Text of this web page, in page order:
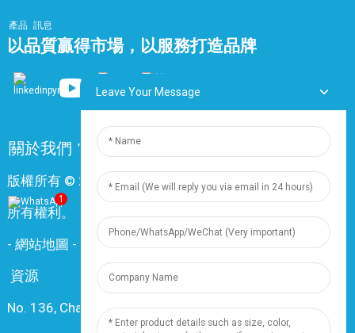
產品 訊息
以品質贏得市場，以服務打造品牌
關於我們 常問問題
版權所有 © 2024 上海鼎尊電氣電纜股份有限公司。保留
所有權利。
- 網站地圖 - Resource
資源
No. 136, Changxiang Rd., Nanxiang Town, 201802,
1
Leave Your Message